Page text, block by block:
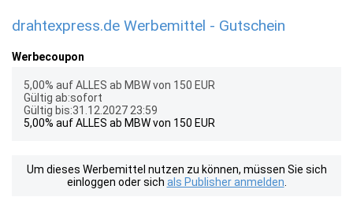
drahtexpress.de Werbemittel - Gutschein
Werbecoupon
5,00% auf ALLES ab MBW von 150 EUR
Gültig ab:sofort
Gültig bis:31.12.2027 23:59
5,00% auf ALLES ab MBW von 150 EUR
Um dieses Werbemittel nutzen zu können, müssen Sie sich
einloggen oder sich als Publisher anmelden